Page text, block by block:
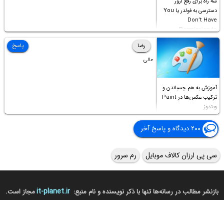
دسترسی به فولدر یا You
Don’t Have
Permission to
Access this folder
آموزش به هم چسباندن و
ترکیب عکس‌ها در Paint
ویندوز
رضا
عالی
پاسخ
۲۰۰ دیدگاه و پاسخ آخر
سی پی ارزان کالاف موبایل رم سرور
بازنشر مطالب در رسانه‌ها تنها با ذکر نویسنده و نام منبع: it-planet.irمجاز است.